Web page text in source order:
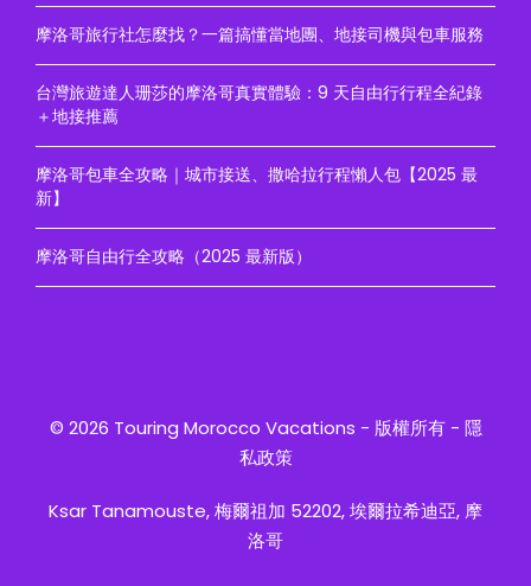
摩洛哥旅行社怎麼找？一篇搞懂當地團、地接司機與包車服務
台灣旅遊達人珊莎的摩洛哥真實體驗：9 天自由行行程全紀錄
＋地接推薦
摩洛哥包車全攻略｜城市接送、撒哈拉行程懶人包【2025 最
新】
摩洛哥自由行全攻略（2025 最新版）
© 2026 Touring Morocco Vacations - 版權所有 - 隱
私政策
Ksar Tanamouste, 梅爾祖加 52202, 埃爾拉希迪亞, 摩
洛哥